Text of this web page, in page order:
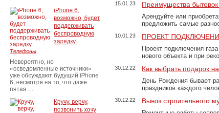
15.01.23 Преимущества
Арендуйте или
предложить самые
10.01.23 ПРОЕКТ
Проект подключения
нового объекта и при
30.12.22 Как выбрать подарок
День Рождения бывает
праздников каждого
30.12.22 Вывоз строительного
iPhone 6,
возможно, будет
поддерживать
беспроводную
зарядку
Телефоны
Невероятно, но
«осведомленные источники»
уже обсуждают будущий iPhone
6, несмотря на то, что даже
пятая …
Кручу, верчу,
позвонить хочу